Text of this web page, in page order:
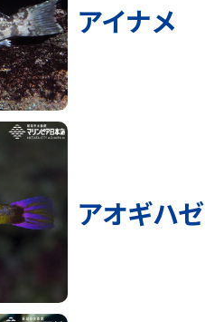
アイナメ
アオギハゼ